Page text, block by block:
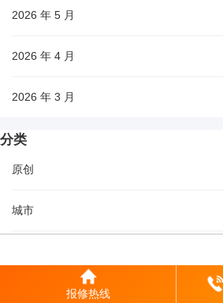
2026 年 5 月
2026 年 4 月
2026 年 3 月
分类
原创
城市
报修热线